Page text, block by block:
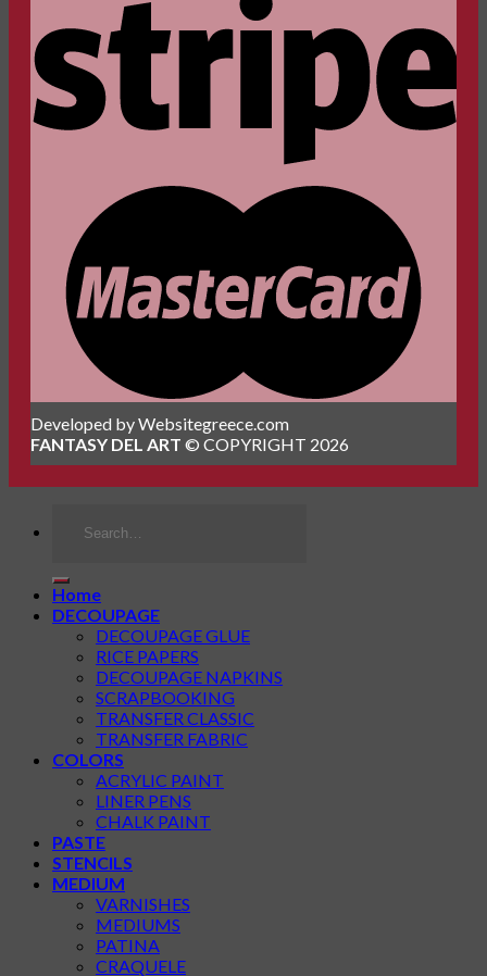
Developed by Websitegreece.com
FANTASY DEL ART © COPYRIGHT 2026
Home
DECOUPAGE
DECOUPAGE GLUE
RICE PAPERS
DECOUPAGE NAPKINS
SCRAPBOOKING
TRANSFER CLASSIC
TRANSFER FABRIC
COLORS
ACRYLIC PAINT
LINER PENS
CHALK PAINT
PASTE
STENCILS
MEDIUM
VARNISHES
MEDIUMS
PATINA
CRAQUELE